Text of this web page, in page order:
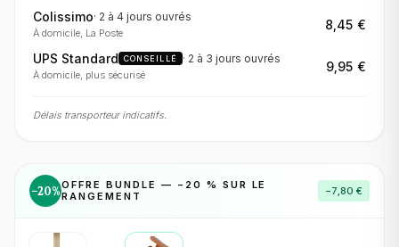
Colissimo· 2 à 4 jours ouvrés
À domicile, La Poste
8,45 €
UPS Standard CONSEILLÉ · 2 à 3 jours ouvrés
À domicile, plus sécurisé
9,95 €
Délais transporteur indicatifs.
−20%OFFRE BUNDLE — − 20 % SUR LE
RANGEMENT
−7,80 €